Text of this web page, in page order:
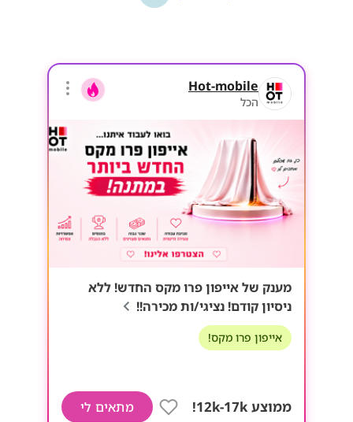
Hot-mobile
הכל
מענק של אייפון פרו מקס החדש! ללא
ניסיון קודם! נציגי/ות מכירה!!
אייפון פרו מקס!
ממוצע 12k-17k! מתאים לי